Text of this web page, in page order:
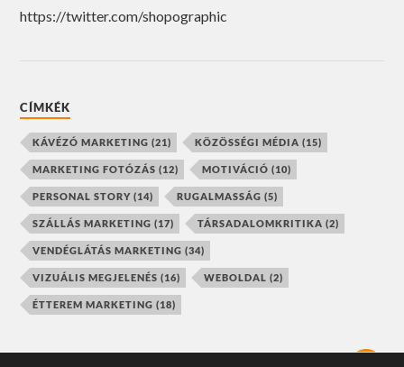
https://twitter.com/shopographic
CÍMKÉK
KÁVÉZÓ MARKETING (21) KÖZÖSSÉGI MÉDIA (15)
MARKETING FOTÓZÁS (12) MOTIVÁCIÓ (10)
PERSONAL STORY (14) RUGALMASSÁG (5)
SZÁLLÁS MARKETING (17) TÁRSADALOMKRITIKA (2)
VENDÉGLÁTÁS MARKETING (34)
VIZUÁLIS MEGJELENÉS (16) WEBOLDAL (2)
ÉTTEREM MARKETING (18)